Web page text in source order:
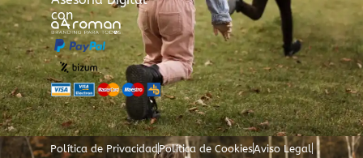
con
Política de PrivacidadPolítica de CookiesAviso Legal